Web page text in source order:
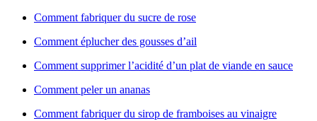
Comment fabriquer du sucre de rose
Comment éplucher des gousses d’ail
Comment supprimer l’acidité d’un plat de viande en sauce
Comment peler un ananas
Comment fabriquer du sirop de framboises au vinaigre